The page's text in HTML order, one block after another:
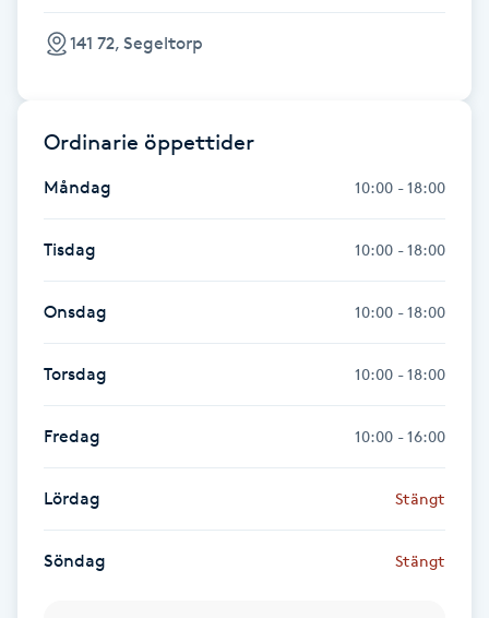
Fransfärgning
Fransförlängning
141 72, Segeltorp
Ordinarie öppettider
Måndag 10:00 - 18:00
Tisdag 10:00 - 18:00
Onsdag 10:00 - 18:00
Torsdag 10:00 - 18:00
Fredag 10:00 - 16:00
Lördag Stängt
Söndag Stängt